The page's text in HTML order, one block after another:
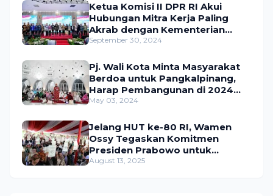
Ketua Komisi II DPR RI Akui
Hubungan Mitra Kerja Paling
Akrab dengan Kementerian
ATR/BPN
September 30, 2024
Pj. Wali Kota Minta Masyarakat
Berdoa untuk Pangkalpinang,
Harap Pembangunan di 2024
Berjalan Lancar
May 03, 2024
Jelang HUT ke-80 RI, Wamen
Ossy Tegaskan Komitmen
Presiden Prabowo untuk
Menyejahterakan Rakyat
August 13, 2025